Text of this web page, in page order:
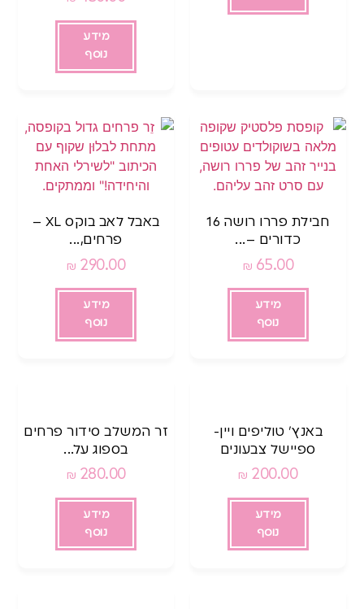
מידע
נוסף
חבילת פררו רושה 16
כדורים –...
65.00
₪
מידע
נוסף
באבל לאב בוקס XL –
פרחים,...
290.00
₪
מידע
נוסף
באנץ’ טוליפים ויין-
ספיישל צבעונים
200.00
₪
מידע
נוסף
זר המשלב סידור פרחים
בספוג על...
280.00
₪
מידע
נוסף